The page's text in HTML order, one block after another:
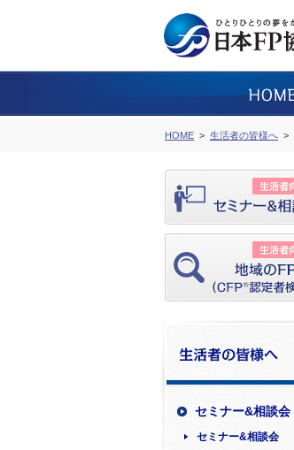
HOME 生活者の皆様へ
セミナー&相談会
セミナー&相談会